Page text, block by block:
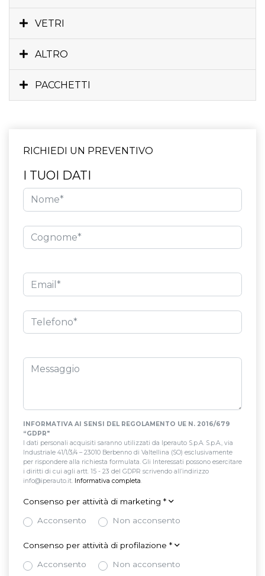
VETRI
ALTRO
PACCHETTI
RICHIEDI UN PREVENTIVO
I TUOI DATI
INFORMATIVA AI SENSI DEL REGOLAMENTO UE N. 2016/679
“GDPR"
I dati personali acquisiti saranno utilizzati da Iperauto S.p.A. S.p.A., via
Industriale 41/1/3/4 – 23010 Berbenno di Valtellina (SO) esclusivamente
per rispondere alla richiesta formulata. Gli Interessati possono esercitare
i diritti di cui agli artt. 15 - 23 del GDPR scrivendo all’indirizzo
info@iperauto.it. Informativa completa.
Consenso per attività di marketing *
Acconsento
Non acconsento
Consenso per attività di profilazione *
Acconsento
Non acconsento